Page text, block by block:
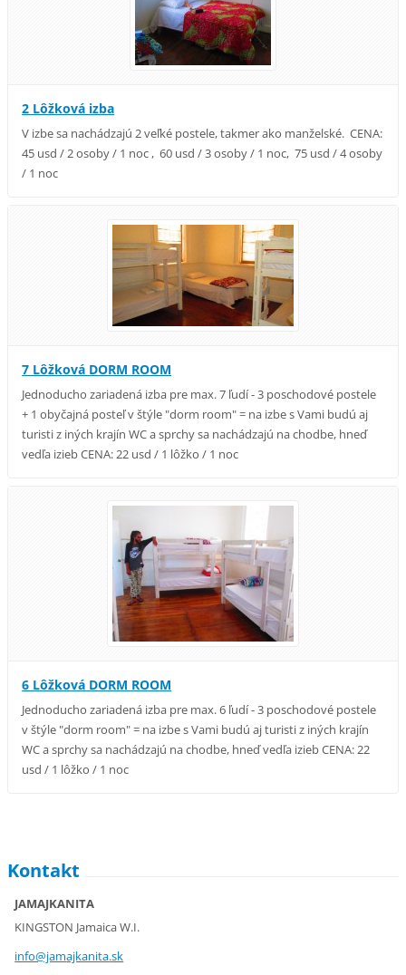
2 Lôžková izba
V izbe sa nachádzajú 2 veľké postele, takmer ako manželské. CENA:
45 usd / 2 osoby / 1 noc , 60 usd / 3 osoby / 1 noc, 75 usd / 4 osoby
/ 1 noc
7 Lôžková DORM ROOM
Jednoducho zariadená izba pre max. 7 ľudí - 3 poschodové postele
+ 1 obyčajná posteľ v štýle "dorm room" = na izbe s Vami budú aj
turisti z iných krajín WC a sprchy sa nachádzajú na chodbe, hneď
vedľa izieb CENA: 22 usd / 1 lôžko / 1 noc
6 Lôžková DORM ROOM
Jednoducho zariadená izba pre max. 6 ľudí - 3 poschodové postele
v štýle "dorm room" = na izbe s Vami budú aj turisti z iných krajín
WC a sprchy sa nachádzajú na chodbe, hneď vedľa izieb CENA: 22
usd / 1 lôžko / 1 noc
Kontakt
JAMAJKANITA
KINGSTON Jamaica W.I.
info@jamajkanita.sk